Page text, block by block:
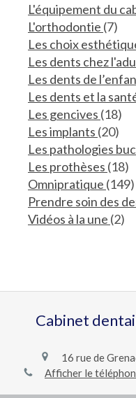
L'équipement du
L'orthodontie (7)
Les choix
Les dents chez
Les dents de
Les dents et la
Les gencives (18)
Les implants (20)
Les pathologies
Les prothèses (18)
Omnipratique (149)
Prendre soin des
Vidéos à la une (2)
Cabinet
16 rue de
Afficher le